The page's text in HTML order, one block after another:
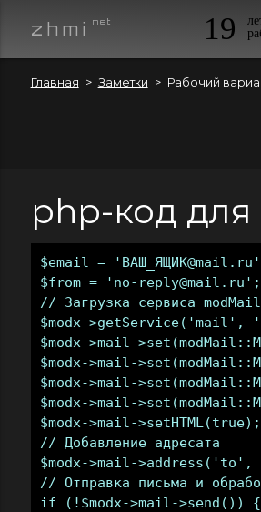
z h m i n e t 19
Главная Заметки Рабочий
php-код
$email =
$from = 'no-reply@mail.ru';
// Загрузка сервиса modMail
$modx->getService('mail',
$modx->mail-
$modx->mail-
$modx->mail-
$modx->mail-
$modx->mail-
// Добавление адресата
$modx->mail->address('to',
// Отправка письма и
if (!$modx->mail->send()) {